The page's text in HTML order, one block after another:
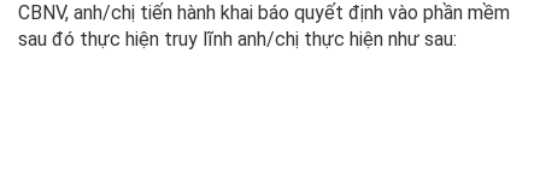
CBNV, anh/chị tiến hành khai báo quyết định vào phần mềm
sau đó thực hiện truy lĩnh anh/chị thực hiện như sau: